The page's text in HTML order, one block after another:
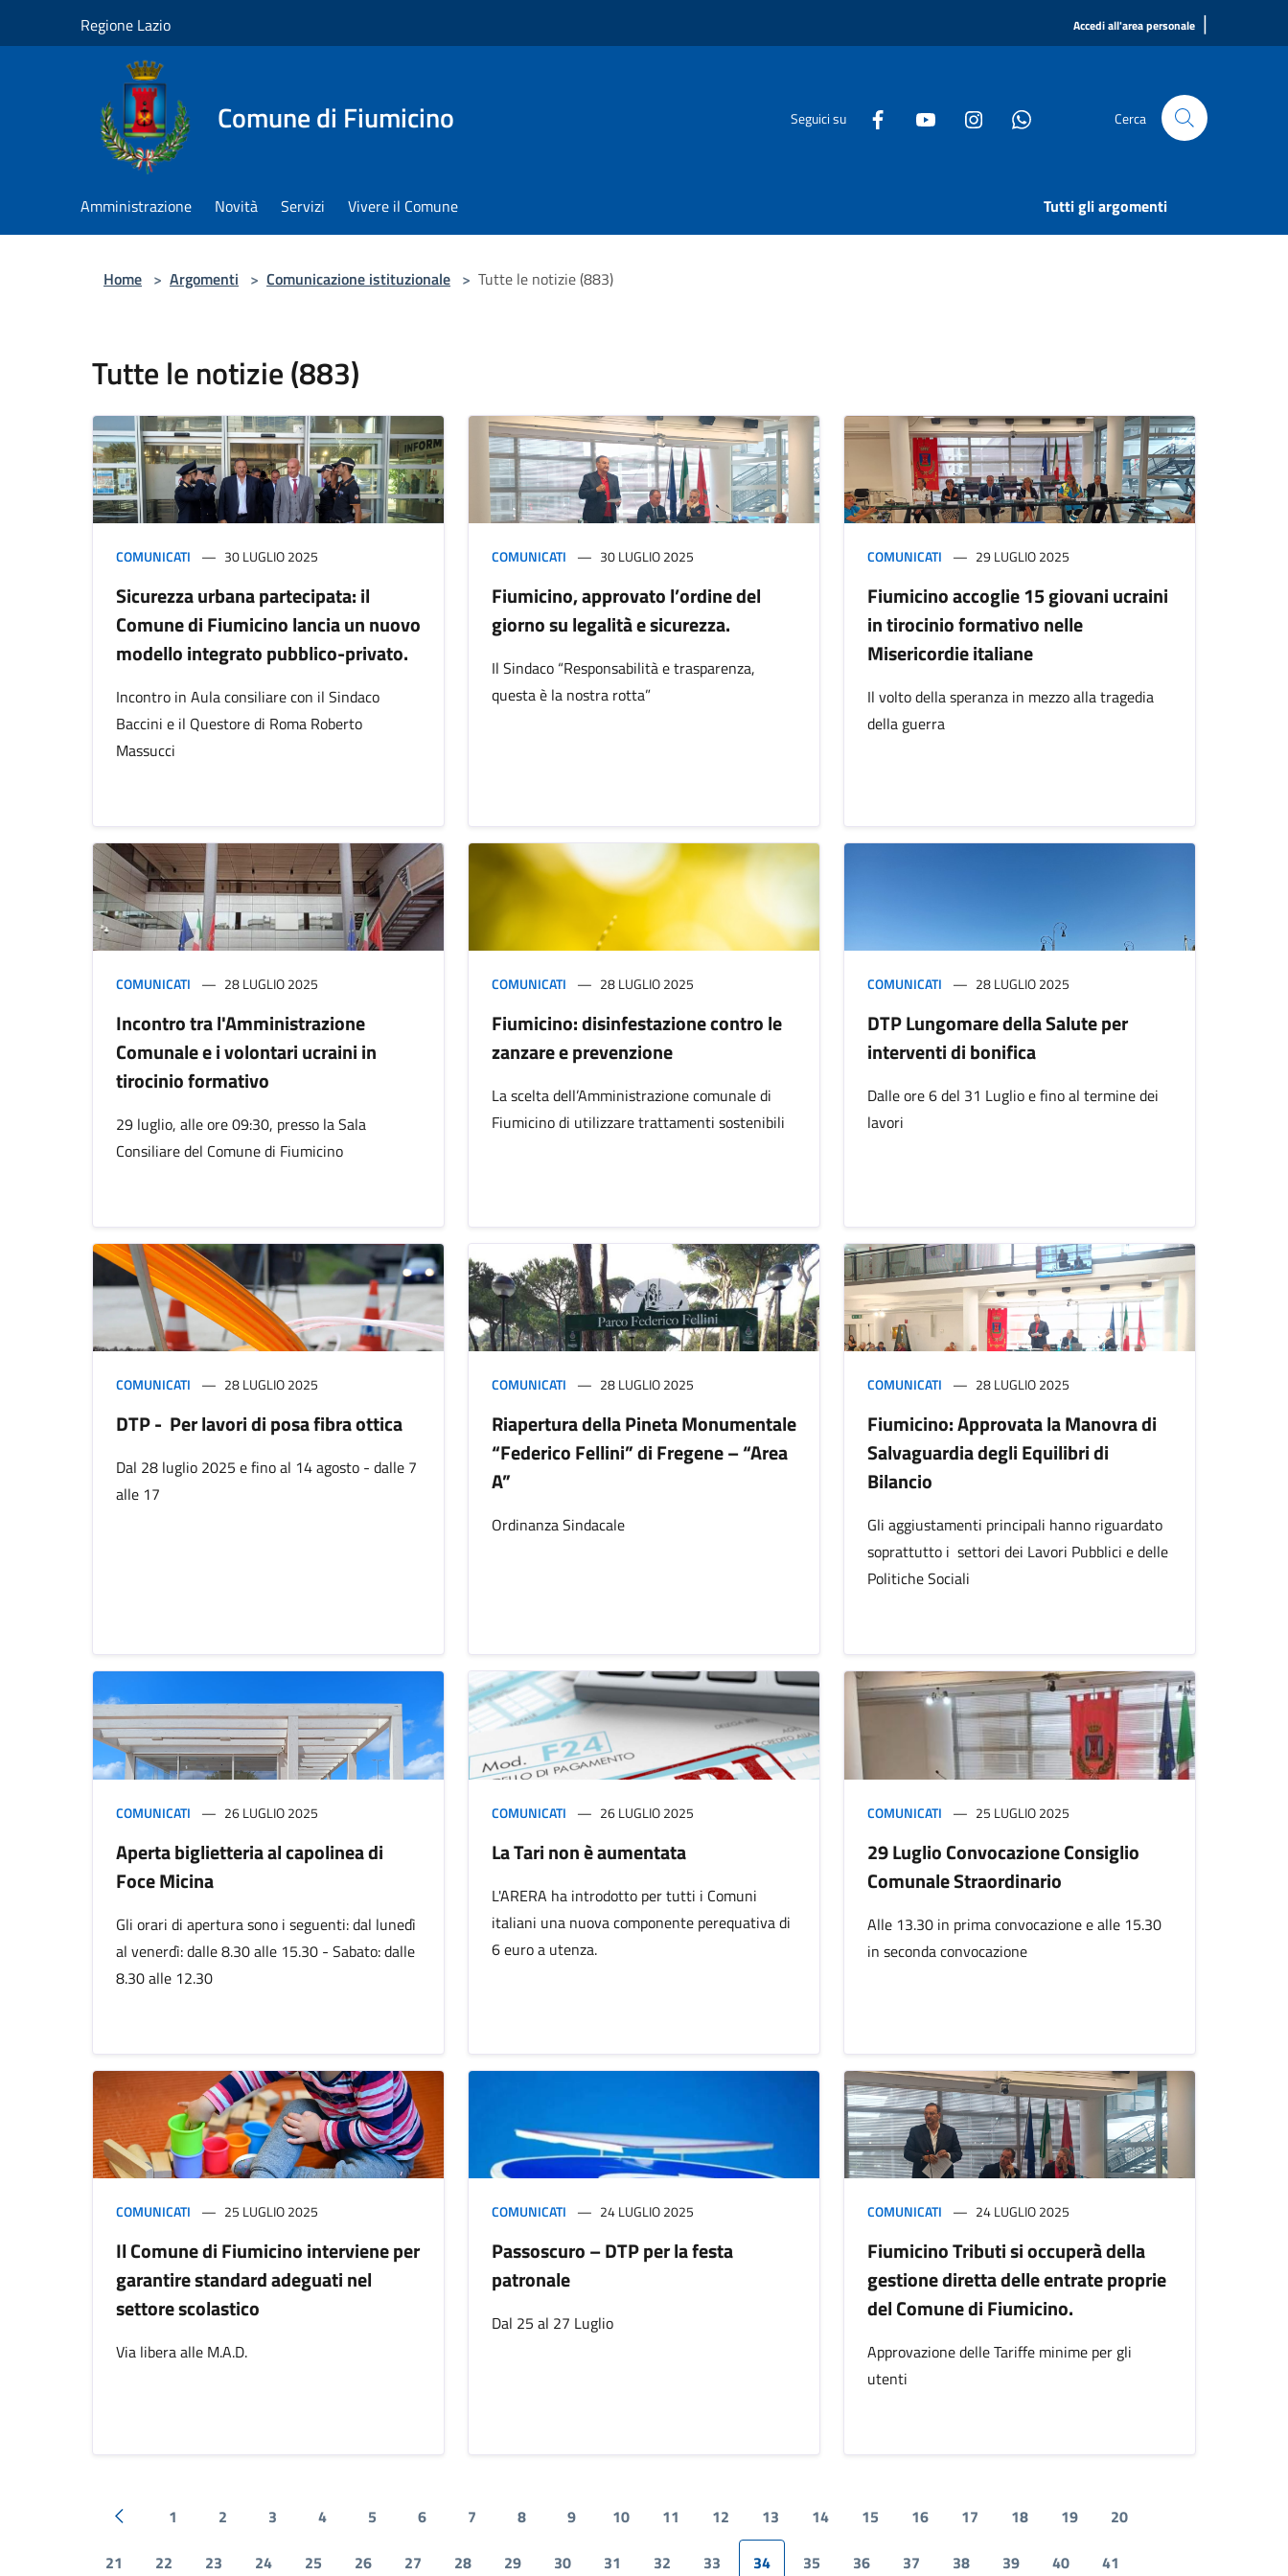
Regione Lazio Accedi all'area personale |
Comune di Fiumicino Seguici su Cerca
Amministrazione Novità Servizi Vivere il Comune Tutti gli argomenti
Home > Argomenti > Comunicazione istituzionale > Tutte le notizie (883)
Tutte le notizie (883)
COMUNICATI 30 LUGLIO 2025
Sicurezza urbana partecipata: il
Comune di Fiumicino lancia un nuovo
modello integrato pubblico-privato.
Incontro in Aula consiliare con il Sindaco
Baccini e il Questore di Roma Roberto
Massucci
COMUNICATI 30 LUGLIO 2025
Fiumicino, approvato l’ordine del
giorno su legalità e sicurezza.
Il Sindaco “Responsabilità e trasparenza,
questa è la nostra rotta”
COMUNICATI 29 LUGLIO 2025
Fiumicino accoglie 15 giovani ucraini
in tirocinio formativo nelle
Misericordie italiane
Il volto della speranza in mezzo alla tragedia
della guerra
COMUNICATI 28 LUGLIO 2025
Incontro tra l'Amministrazione
Comunale e i volontari ucraini in
tirocinio formativo
29 luglio, alle ore 09:30, presso la Sala
Consiliare del Comune di Fiumicino
COMUNICATI 28 LUGLIO 2025
Fiumicino: disinfestazione contro le
zanzare e prevenzione
La scelta dell’Amministrazione comunale di
Fiumicino di utilizzare trattamenti sostenibili
COMUNICATI 28 LUGLIO 2025
DTP Lungomare della Salute per
interventi di bonifica
Dalle ore 6 del 31 Luglio e fino al termine dei
lavori
COMUNICATI 28 LUGLIO 2025
DTP - Per lavori di posa fibra ottica
Dal 28 luglio 2025 e fino al 14 agosto - dalle 7
alle 17
COMUNICATI 28 LUGLIO 2025
Riapertura della Pineta Monumentale
“Federico Fellini” di Fregene – “Area
A”
Ordinanza Sindacale
COMUNICATI 28 LUGLIO 2025
Fiumicino: Approvata la Manovra di
Salvaguardia degli Equilibri di
Bilancio
Gli aggiustamenti principali hanno riguardato
soprattutto i settori dei Lavori Pubblici e delle
Politiche Sociali
COMUNICATI 26 LUGLIO 2025
Aperta biglietteria al capolinea di
Foce Micina
Gli orari di apertura sono i seguenti: dal lunedì
al venerdì: dalle 8.30 alle 15.30 - Sabato: dalle
8.30 alle 12.30
COMUNICATI 26 LUGLIO 2025
La Tari non è aumentata
L'ARERA ha introdotto per tutti i Comuni
italiani una nuova componente perequativa di
6 euro a utenza.
COMUNICATI 25 LUGLIO 2025
29 Luglio Convocazione Consiglio
Comunale Straordinario
Alle 13.30 in prima convocazione e alle 15.30
in seconda convocazione
COMUNICATI 25 LUGLIO 2025
Il Comune di Fiumicino interviene per
garantire standard adeguati nel
settore scolastico
Via libera alle M.A.D.
COMUNICATI 24 LUGLIO 2025
Passoscuro – DTP per la festa
patronale
Dal 25 al 27 Luglio
COMUNICATI 24 LUGLIO 2025
Fiumicino Tributi si occuperà della
gestione diretta delle entrate proprie
del Comune di Fiumicino.
Approvazione delle Tariffe minime per gli
utenti
Pagina precedente
1 2 3 4 5 6 7 8 9 10 11 12 13 14 15 16 17 18 19
20
21
22 23 24 25 26 27 28 29 30 31 32 33 34 35 36 37 38 39 40
41